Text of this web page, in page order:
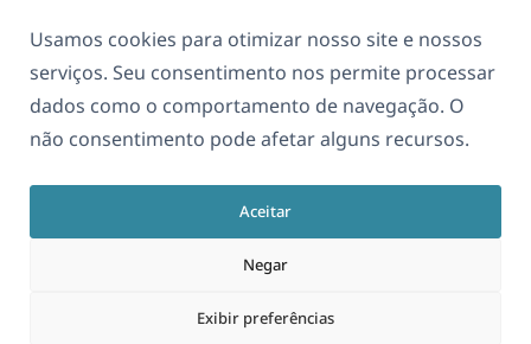
Usamos cookies para otimizar nosso site e nossos
serviços. Seu consentimento nos permite processar
dados como o comportamento de navegação. O
não consentimento pode afetar alguns recursos.
Aceitar
Negar
Exibir preferências
Português
GDPR & Política de Privacidade
Junte-se à nossa equipe(abre
em
janela)
em
uma
nova
janela)
em
uma
nova
janela)
(abre
em
nova